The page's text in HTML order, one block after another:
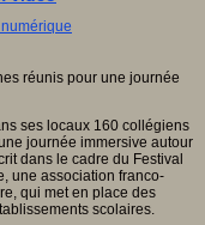
ses locaux 160 collégiens
journée immersive autour
dans le cadre du Festival
une association franco-
qui met en place des
scolaires.